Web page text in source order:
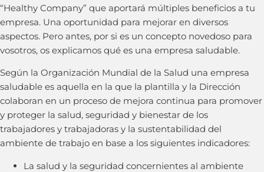
“Healthy Company” que aportará múltiples beneficios a tu
empresa. Una oportunidad para mejorar en diversos
aspectos. Pero antes, por si es un concepto novedoso para
vosotros, os explicamos qué es una empresa saludable.
Según la Organización Mundial de la Salud una empresa
saludable es aquella en la que la plantilla y la Dirección
colaboran en un proceso de mejora continua para promover
y proteger la salud, seguridad y bienestar de los
trabajadores y trabajadoras y la sustentabilidad del
ambiente de trabajo en base a los siguientes indicadores:
La salud y la seguridad concernientes al ambiente